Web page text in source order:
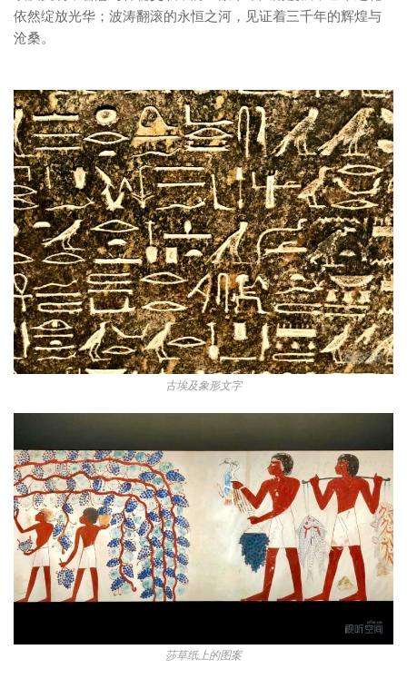
依然绽放光华；波涛翻滚的永恒之河，见证着三千年的辉煌与
沧桑。
古埃及象形文字
莎草纸上的图案